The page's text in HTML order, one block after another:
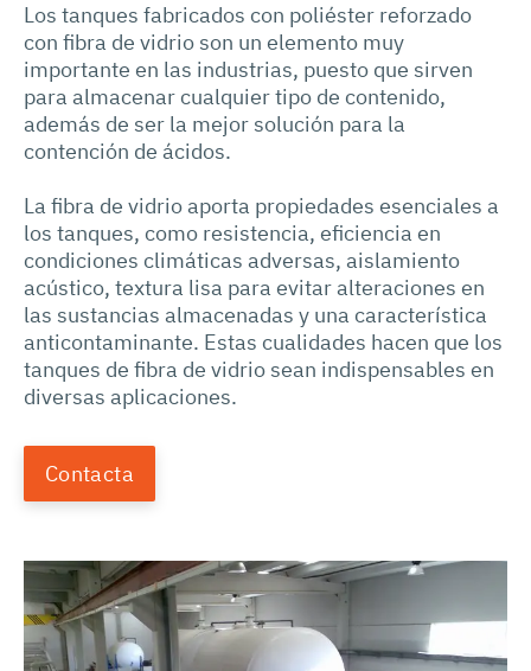
Los tanques fabricados con poliéster reforzado
con fibra de vidrio son un elemento muy
importante en las industrias, puesto que sirven
para almacenar cualquier tipo de contenido,
además de ser la mejor solución para la
contención de ácidos.
La fibra de vidrio aporta propiedades esenciales a
los tanques, como resistencia, eficiencia en
condiciones climáticas adversas, aislamiento
acústico, textura lisa para evitar alteraciones en
las sustancias almacenadas y una característica
anticontaminante. Estas cualidades hacen que los
tanques de fibra de vidrio sean indispensables en
diversas aplicaciones.
Contacta